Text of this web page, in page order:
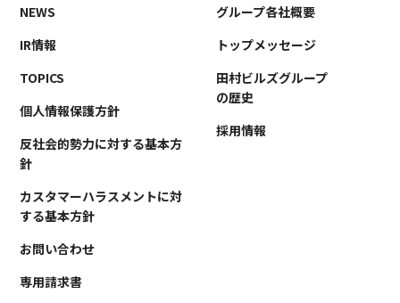
NEWS
IR情報
TOPICS
個人情報保護方針
反社会的勢力に対する基本方
針
カスタマーハラスメントに対
する基本方針
お問い合わせ
専用請求書
グループ各社概要
トップメッセージ
田村ビルズグループ
の歴史
採用情報